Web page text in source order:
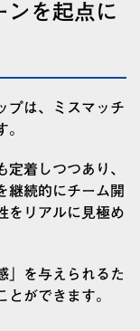
ンを起点に
プは、ミスマッチ
着しつつあり、
継続的にチーム開
をリアルに見極め
」を与えられるた
ができます。